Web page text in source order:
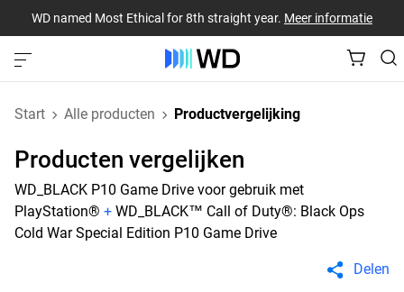
WD named Most Ethical for 8th straight year. Meer informatie
Start Alle producten Productvergelijking
Producten vergelijken
WD_BLACK P10 Game Drive voor gebruik met
PlayStation® + WD_BLACK™ Call of Duty®: Black Ops
Cold War Special Edition P10 Game Drive
Delen